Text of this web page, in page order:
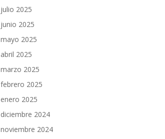
julio 2025
junio 2025
mayo 2025
abril 2025
marzo 2025
febrero 2025
enero 2025
diciembre 2024
noviembre 2024